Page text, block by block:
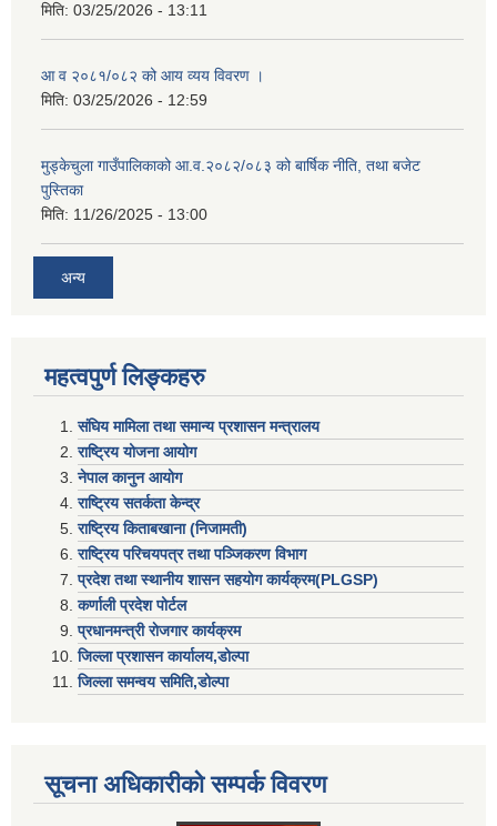
मिति: 03/25/2026 - 13:11
आ व २०८१/०८२ को आय व्यय विवरण ।
मिति: 03/25/2026 - 12:59
मुड्केचुला गाउँपालिकाको आ.व.२०८२/०८३ को बार्षिक नीति, तथा बजेट
पुस्तिका
मिति: 11/26/2025 - 13:00
अन्य
महत्वपुर्ण लिङ्कहरु
संघिय मामिला तथा समान्य प्रशासन मन्त्रालय
राष्ट्रिय योजना आयोग
नेपाल कानुन आयोग
राष्ट्रिय सतर्कता केन्द्र
राष्ट्रिय किताबखाना (निजामती)
राष्ट्रिय परिचयपत्र तथा पञ्जिकरण विभाग
प्रदेश तथा स्थानीय शासन सहयाेग कार्यक्रम(PLGSP)
कर्णाली प्रदेश पोर्टल
प्रधानमन्त्री राेजगार कार्यक्रम
जिल्ला प्रशासन कार्यालय,डोल्पा
जिल्ला समन्वय समिति,डोल्प
सूचना अधिकारीकाे सम्पर्क विवरण